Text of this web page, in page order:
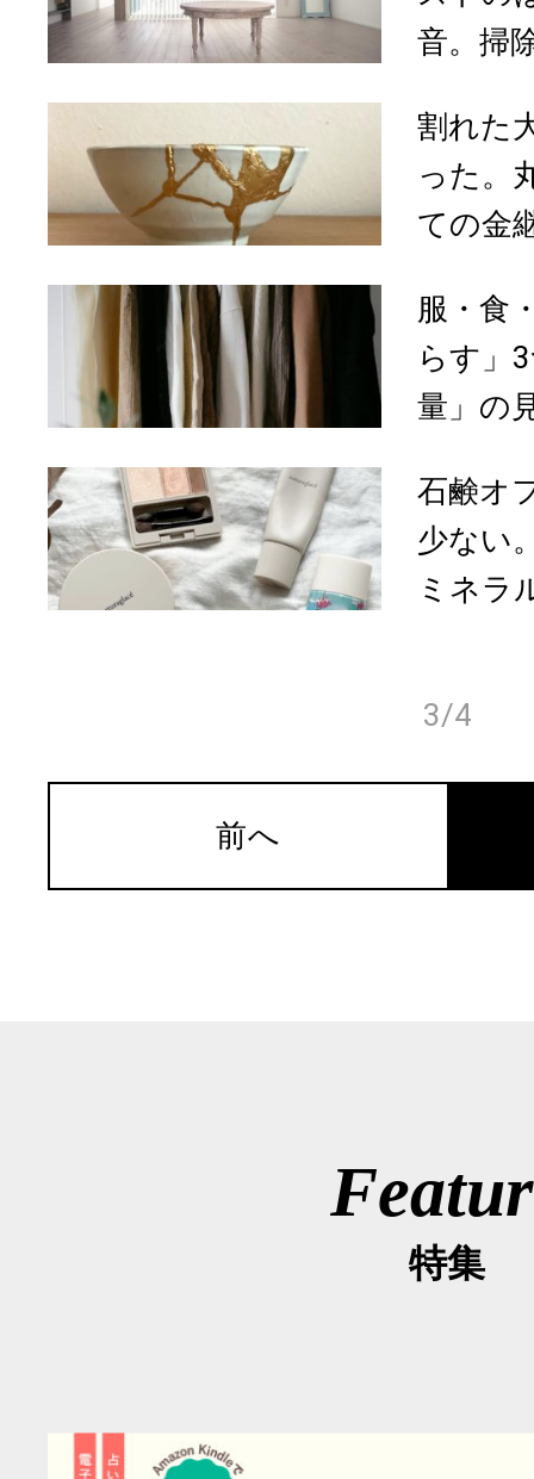
音。掃
割れた
った。
ての金
服・食
らす」
量」の
石鹸オ
少ない
ミネラ
3/4
前へ
特集